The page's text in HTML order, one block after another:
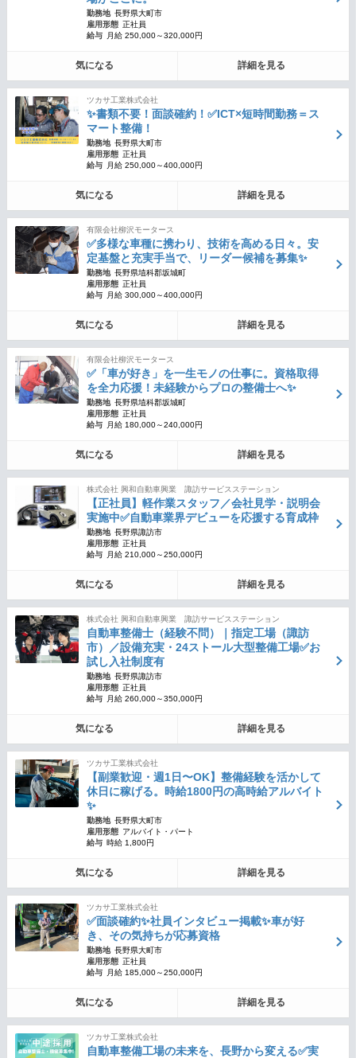
勤務地 長野県大町市
雇用形態 正社員
給与
月給 250,000～320,000円
気になる 詳細を見る
ツカサ工業株式会社
✨書類不要！面談確約！✅ICT×短時間勤務＝ス
マート整備！
勤務地 長野県大町市
雇用形態 正社員
給与
月給 250,000～400,000円
気になる 詳細を見る
有限会社柳沢モータース
✅多様な車種に携わり、技術を高める日々。安
定基盤と充実手当で、リーダー候補を募集✨
勤務地 長野県埴科郡坂城町
雇用形態 正社員
給与
月給 300,000～400,000円
気になる 詳細を見る
有限会社柳沢モータース
✅「車が好き」を一生モノの仕事に。資格取得
を全力応援！未経験からプロの整備士へ✨
勤務地 長野県埴科郡坂城町
雇用形態 正社員
給与
月給 180,000～240,000円
気になる 詳細を見る
株式会社 興和自動車興業 諏訪サービスステーション
【正社員】軽作業スタッフ／会社見学・説明会
実施中✅自動車業界デビューを応援する育成枠
勤務地 長野県諏訪市
雇用形態 正社員
給与
月給 210,000～250,000円
気になる 詳細を見る
株式会社 興和自動車興業 諏訪サービスステーション
自動車整備士（経験不問）｜指定工場（諏訪
市）／設備充実・24ストール大型整備工場✅お
試し入社制度有
勤務地 長野県諏訪市
雇用形態 正社員
給与
月給 260,000～350,000円
気になる 詳細を見る
ツカサ工業株式会社
【副業歓迎・週1日〜OK】整備経験を活かして
休日に稼げる。時給1800円の高時給アルバイト
✨
勤務地 長野県大町市
雇用形態 アルバイト・パート
給与 時給 1,800円
気になる 詳細を見る
ツカサ工業株式会社
✅面談確約✨社員インタビュー掲載✨車が好
き、その気持ちが応募資格
勤務地 長野県大町市
雇用形態 正社員
給与
月給 185,000～250,000円
気になる 詳細を見る
ツカサ工業株式会社
自動車整備工場の未来を、長野から変える✅実